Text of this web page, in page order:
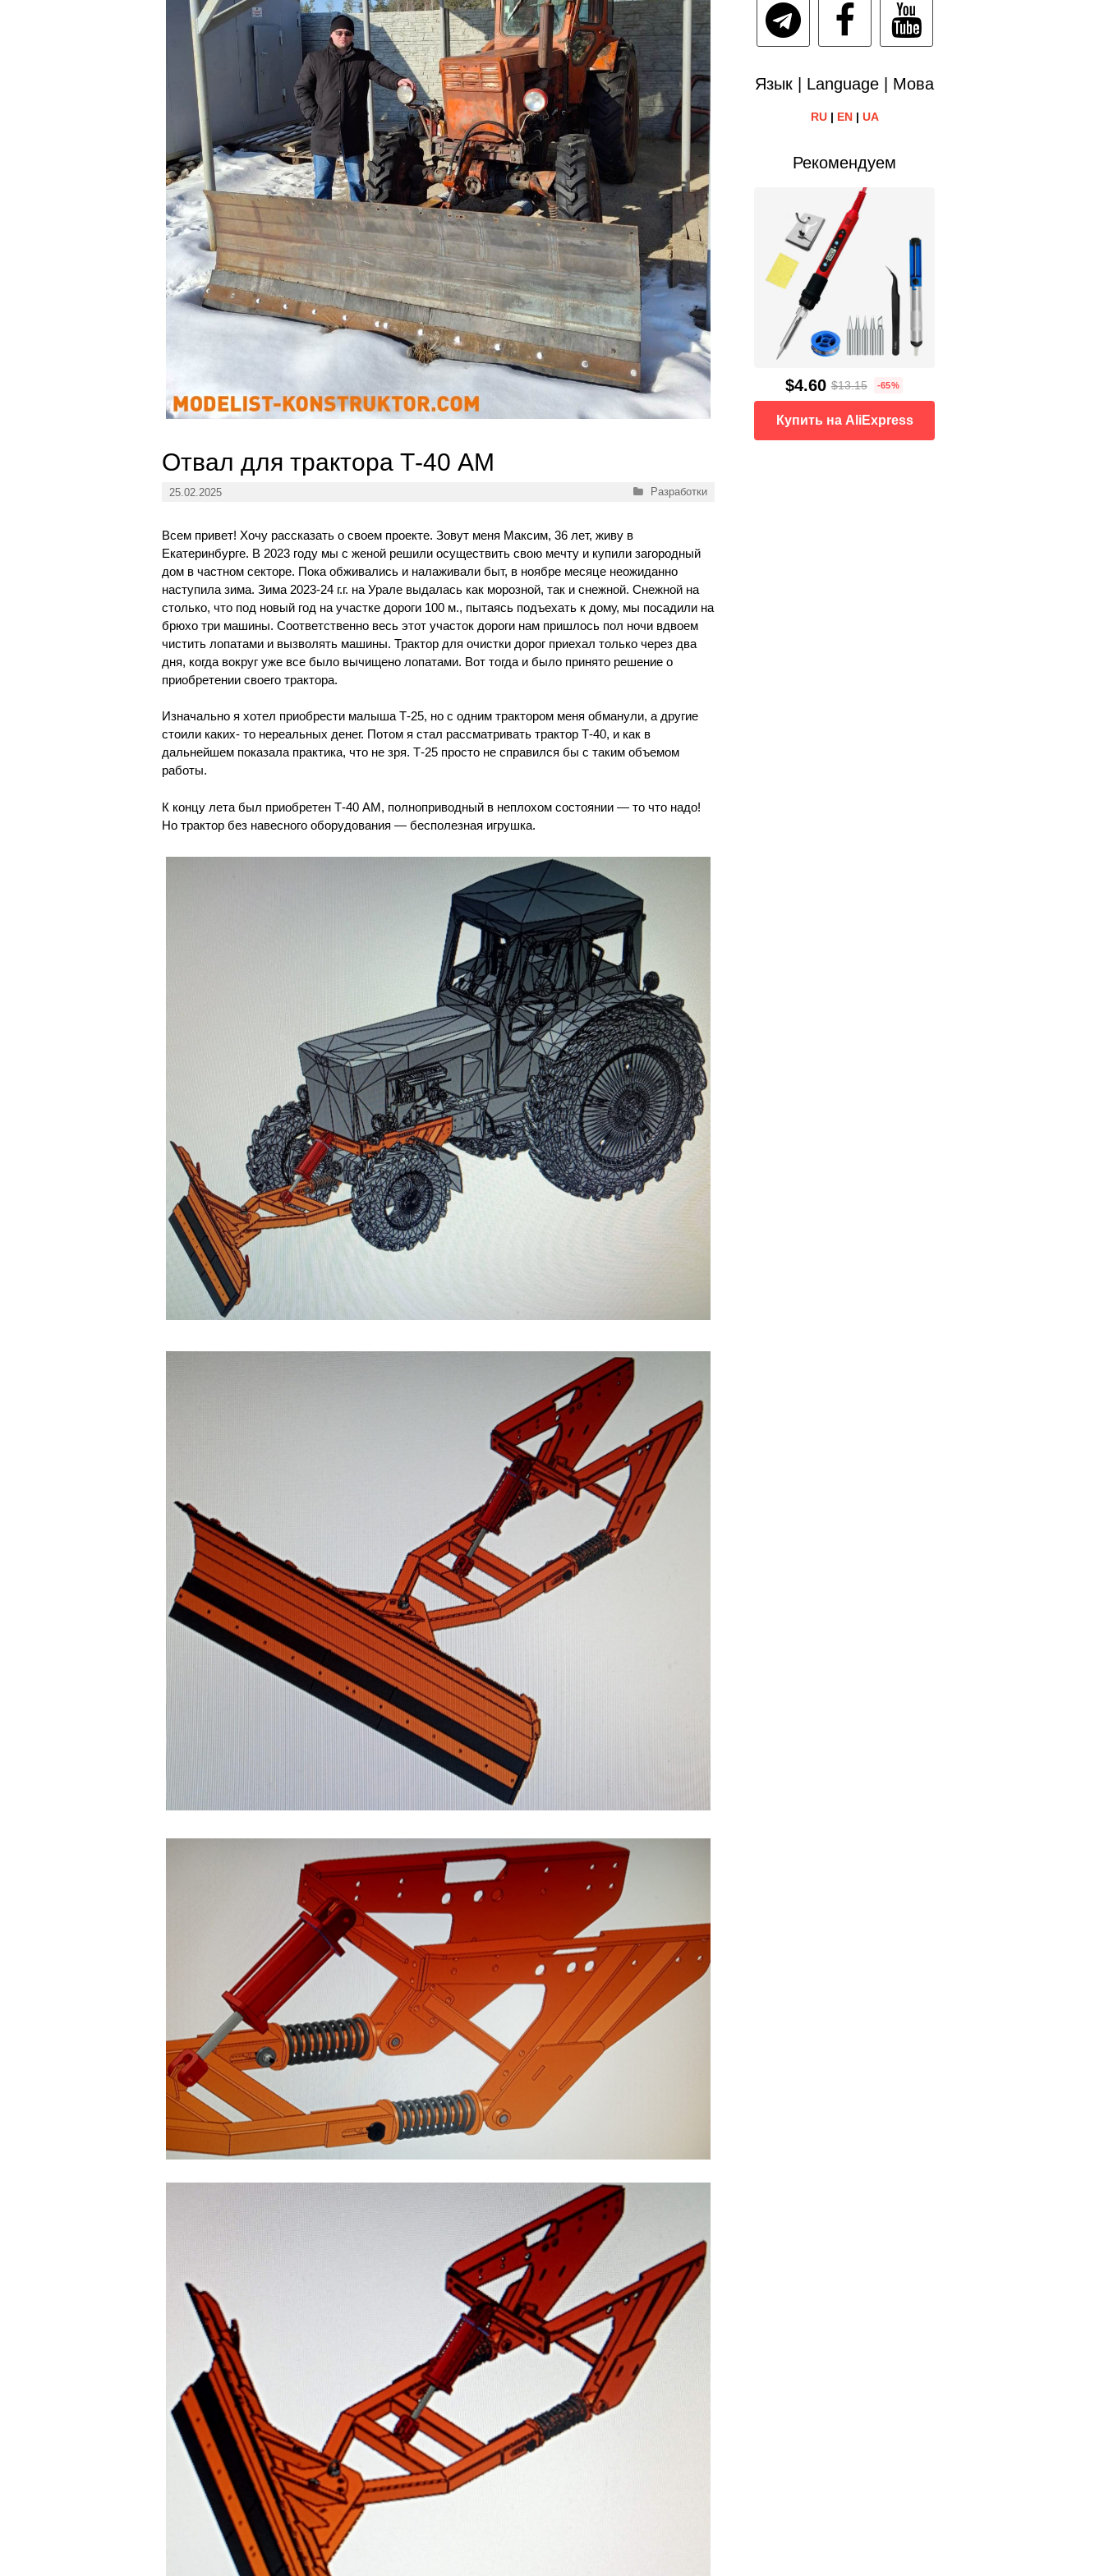
Отвал для трактора Т-40 АМ
25.02.2025 Рубрики
Разработки
Всем привет! Хочу рассказать о своем проекте. Зовут меня Максим, 36 лет, живу в
Екатеринбурге. В 2023 году мы с женой решили осуществить свою мечту и купили загородный
дом в частном секторе. Пока обживались и налаживали быт, в ноябре месяце неожиданно
наступила зима. Зима 2023-24 г.г. на Урале выдалась как морозной, так и снежной. Снежной на
столько, что под новый год на участке дороги 100 м., пытаясь подъехать к дому, мы посадили на
брюхо три машины. Соответственно весь этот участок дороги нам пришлось пол ночи вдвоем
чистить лопатами и вызволять машины. Трактор для очистки дорог приехал только через два
дня, когда вокруг уже все было вычищено лопатами. Вот тогда и было принято решение о
приобретении своего трактора.
Изначально я хотел приобрести малыша Т-25, но с одним трактором меня обманули, а другие
стоили каких- то нереальных денег. Потом я стал рассматривать трактор Т-40, и как в
дальнейшем показала практика, что не зря. Т-25 просто не справился бы с таким объемом
работы.
К концу лета был приобретен Т-40 АМ, полноприводный в неплохом состоянии — то что надо!
Но трактор без навесного оборудования — бесполезная игрушка.
Язык | Language | Мова
RU| EN| UA
Рекомендуем
$4.60 $13.15 -65%
Купить на AliExpress